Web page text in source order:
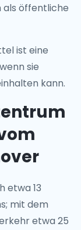
als öffentliche
ist eine
sie
kann.
etwa 13
mit dem
etwa 25